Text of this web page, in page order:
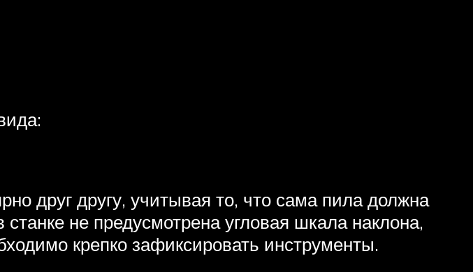
друг другу, учитывая то, что сама пила должна
не предусмотрена угловая шкала наклона,
крепко зафиксировать инструменты.